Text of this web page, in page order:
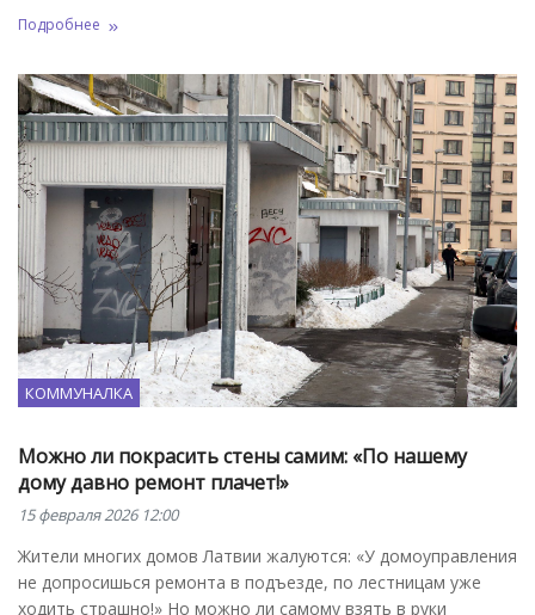
Подробнее
КОММУНАЛКА
Можно ли покрасить стены самим: «По нашему
дому давно ремонт плачет!»
15 февраля 2026 12:00
Жители многих домов Латвии жалуются: «У домоуправления
не допросишься ремонта в подъезде, по лестницам уже
ходить страшно!» Но можно ли самому взять в руки